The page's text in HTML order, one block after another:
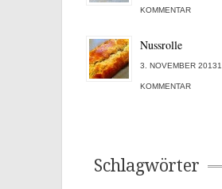
KOMMENTAR
Nussrolle
3. NOVEMBER 20131
KOMMENTAR
Schlagwörter